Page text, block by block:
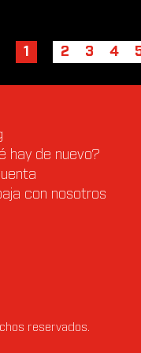
1 2 3 4
hay de nuevo?
con nosotros
reservados.